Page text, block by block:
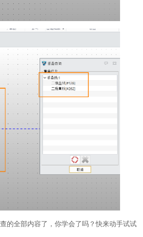
的全部内容了，你学会了吗？快来动手试试